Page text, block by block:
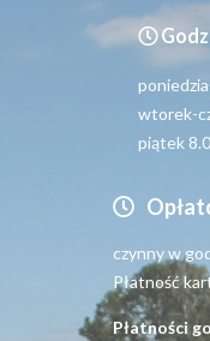
wtorek-
piątek
czynny w
Płatność
Płatności